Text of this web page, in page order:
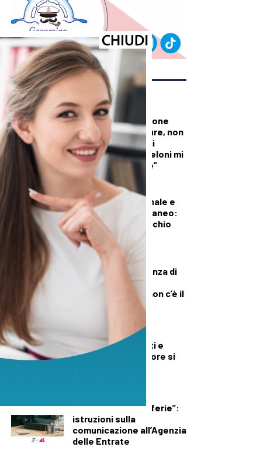
ULTIMI ARTICOLI
DALLA TOSCANA
Conte in commissione
Covid: “Scavate pure, non
troverete niente di
illecito su di me. Meloni mi
diede del criminale”
DEMOGRAFICA
Pillola, anello vaginale e
impianto sottocutaneo:
l’allerta Aifa sul rischio
meningioma
DEMOGRAFICA
Culle vuote e assenza di
medici: muore una
neonata perché “non c’è il
Baci, appuntamenti e
delusioni: ora l’amore si
Cassa “chiusa per ferie”:
istruzioni sulla
comunicazione all’Agenzia
delle Entrate